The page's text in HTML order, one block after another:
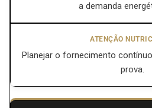
a demanda
Planejar o fornecimento
prova.